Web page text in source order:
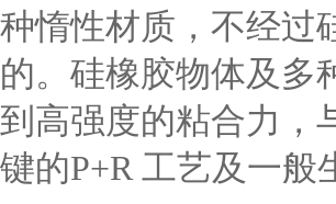
种惰性材质，不经过
的。硅橡胶物体及多
到高强度的粘合力，
键的P+R 工艺及一般